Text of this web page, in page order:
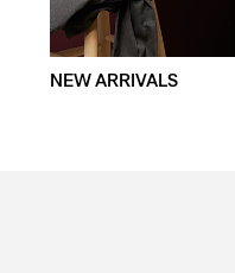
NEW ARRIVALS